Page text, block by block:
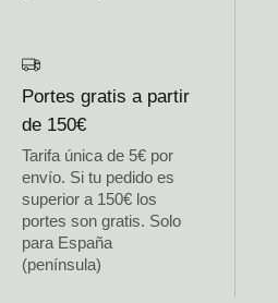
Portes gratis a partir
de 150€
Tarifa única de 5€ por
envío. Si tu pedido es
superior a 150€ los
portes son gratis. Solo
para España
(península)